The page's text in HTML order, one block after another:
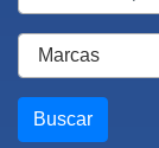
Buscar